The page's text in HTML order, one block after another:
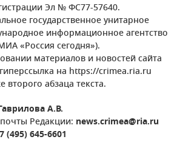
Эл № ФС77-57640.
государственное унитарное
информационное агентство
«Россия сегодня»).
материалов и новостей сайта
на https://crimea.ria.ru
второго абзаца текста.
А.В.
Редакции: news.crimea@ria.ru
7 (495) 645-6601